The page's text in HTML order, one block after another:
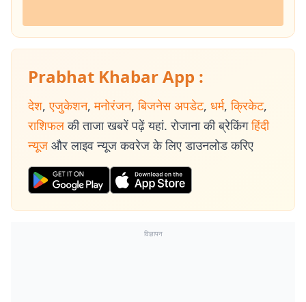
Prabhat Khabar App :
देश, एजुकेशन, मनोरंजन, बिजनेस अपडेट, धर्म, क्रिकेट,
राशिफल की ताजा खबरें पढ़ें यहां. रोजाना की ब्रेकिंग हिंदी
न्यूज और लाइव न्यूज कवरेज के लिए डाउनलोड करिए
विज्ञापन